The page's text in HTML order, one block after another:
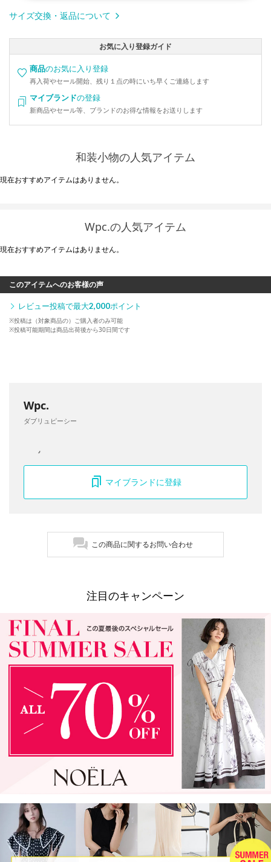
サイズ交換・返品について
お気に入り登録ガイド
商品のお気に入り登録
再入荷やセール開始、残り１点の時にいち早くご連絡します
マイブランドの登録
新商品やセール等、ブランドのお得な情報をお送りします
和装小物の人気アイテム
現在おすすめアイテムはありません。
Wpc.の人気アイテム
現在おすすめアイテムはありません。
このアイテムへのお客様の声
レビュー投稿で最大2,000ポイント
※投稿は（対象商品の）ご購入者のみ可能
※投稿可能期間は商品出荷後から30日間です
Wpc.
ダブリュピーシー
マイブランドに登録
この商品に関するお問い合わせ
注目のキャンペーン